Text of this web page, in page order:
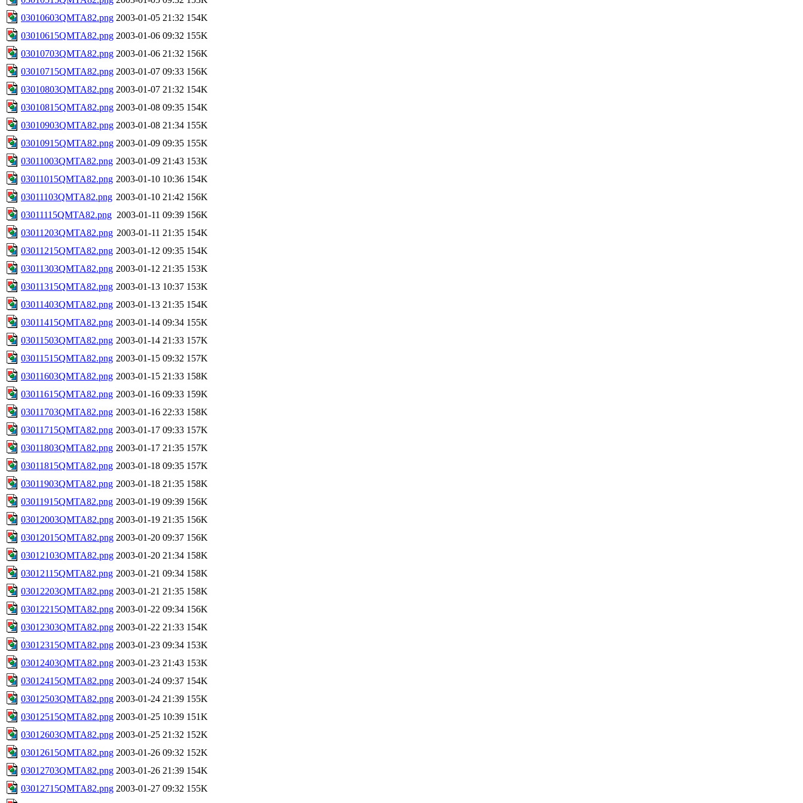
03010603QMTA82.png 2003-01-05 21:32 154K
03010615QMTA82.png 2003-01-06 09:32 155K
03010703QMTA82.png 2003-01-06 21:32 156K
03010715QMTA82.png 2003-01-07 09:33 156K
03010803QMTA82.png 2003-01-07 21:32 154K
03010815QMTA82.png 2003-01-08 09:35 154K
03010903QMTA82.png 2003-01-08 21:34 155K
03010915QMTA82.png 2003-01-09 09:35 155K
03011003QMTA82.png 2003-01-09 21:43 153K
03011015QMTA82.png 2003-01-10 10:36 154K
03011103QMTA82.png 2003-01-10 21:42 156K
03011115QMTA82.png 2003-01-11 09:39 156K
03011203QMTA82.png 2003-01-11 21:35 154K
03011215QMTA82.png 2003-01-12 09:35 154K
03011303QMTA82.png 2003-01-12 21:35 153K
03011315QMTA82.png 2003-01-13 10:37 153K
03011403QMTA82.png 2003-01-13 21:35 154K
03011415QMTA82.png 2003-01-14 09:34 155K
03011503QMTA82.png 2003-01-14 21:33 157K
03011515QMTA82.png 2003-01-15 09:32 157K
03011603QMTA82.png 2003-01-15 21:33 158K
03011615QMTA82.png 2003-01-16 09:33 159K
03011703QMTA82.png 2003-01-16 22:33 158K
03011715QMTA82.png 2003-01-17 09:33 157K
03011803QMTA82.png 2003-01-17 21:35 157K
03011815QMTA82.png 2003-01-18 09:35 157K
03011903QMTA82.png 2003-01-18 21:35 158K
03011915QMTA82.png 2003-01-19 09:39 156K
03012003QMTA82.png 2003-01-19 21:35 156K
03012015QMTA82.png 2003-01-20 09:37 156K
03012103QMTA82.png 2003-01-20 21:34 158K
03012115QMTA82.png 2003-01-21 09:34 158K
03012203QMTA82.png 2003-01-21 21:35 158K
03012215QMTA82.png 2003-01-22 09:34 156K
03012303QMTA82.png 2003-01-22 21:33 154K
03012315QMTA82.png 2003-01-23 09:34 153K
03012403QMTA82.png 2003-01-23 21:43 153K
03012415QMTA82.png 2003-01-24 09:37 154K
03012503QMTA82.png 2003-01-24 21:39 155K
03012515QMTA82.png 2003-01-25 10:39 151K
03012603QMTA82.png 2003-01-25 21:32 152K
03012615QMTA82.png 2003-01-26 09:32 152K
03012703QMTA82.png 2003-01-26 21:39 154K
03012715QMTA82.png 2003-01-27 09:32 155K